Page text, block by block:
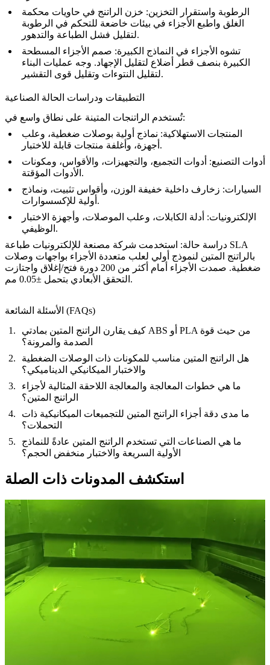
الرطوبة واستقرار التخزين: خزن الراتنج في حاويات محكمة
الغلق واطبع الأجزاء في بيئات خاضعة للتحكم في الرطوبة
لتقليل فشل الطباعة والتدهور.
تشوه الأجزاء في النماذج الكبيرة: صمم الأجزاء المسطحة
الكبيرة بنصف قطر أضلاع لتقليل الإجهاد. وجه عمليات البناء
لتقليل النتوءات وتقليل قوى التقشير.
التطبيقات ودراسات الحالة الصناعية
تُستخدم الراتنجات المتينة على نطاق واسع في:
المنتجات الاستهلاكية: نماذج أولية بوصلات ضغطية، وعلب
أجهزة، وأغلفة منتجات قابلة للاختبار.
أدوات التصنيع: أدوات التجميع، والتجهيزات، والأقواس، ومكونات
الأدوات المؤقتة.
السيارات: زخارف داخلية خفيفة الوزن، وأقواس تثبيت، ونماذج
أولية للإكسسوارات.
الإلكترونيات: أدلة الكابلات، وعلب الموصلات، وأجهزة الاختبار
الوظيفي.
دراسة حالة: استخدمت شركة مصنعة للإلكترونيات طباعة SLA
بالراتنج المتين لنموذج أولي لعلب متعددة الأجزاء بواجهات وصلات
ضغطية. صمدت الأجزاء أمام أكثر من 200 دورة فتح/إغلاق واجتازت
التحقق الأبعادي بتحمل ±0.05 مم.
الأسئلة الشائعة (FAQs)
كيف يقارن الراتنج المتين بمادتي ABS أو PLA من حيث قوة
الصدمة والمرونة؟
هل الراتنج المتين مناسب للمكونات ذات الوصلات الضغطية
والاختبار الميكانيكي الديناميكي؟
ما هي خطوات المعالجة والمعالجة اللاحقة المثالية لأجزاء
الراتنج المتين؟
ما مدى دقة أجزاء الراتنج المتين للتجميعات الميكانيكية ذات
التحملات؟
ما هي الصناعات التي تستخدم الراتنج المتين عادةً للنماذج
الأولية السريعة والاختبار منخفض الحجم؟
استكشف المدونات ذات الصلة